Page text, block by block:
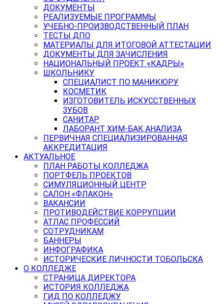
ДОКУМЕНТЫ
РЕАЛИЗУЕМЫЕ ПРОГРАММЫ
УЧЕБНО-ПРОИЗВОДСТВЕННЫЙ ПЛАН
ТЕСТЫ ДПО
МАТЕРИАЛЫ ДЛЯ ИТОГОВОЙ АТТЕСТАЦИИ
ДОКУМЕНТЫ ДЛЯ ЗАЧИСЛЕНИЯ
НАЦИОНАЛЬНЫЙ ПРОЕКТ «КАДРЫ»
ШКОЛЬНИКУ
СПЕЦИАЛИСТ ПО МАНИКЮРУ
КОСМЕТИК
ИЗГОТОВИТЕЛЬ ИСКУССТВЕННЫХ
ЗУБОВ
САНИТАР
ЛАБОРАНТ ХИМ-БАК АНАЛИЗА
ПЕРВИЧНАЯ СПЕЦИАЛИЗИРОВАННАЯ
АККРЕДИТАЦИЯ
АКТУАЛЬНОЕ
ПЛАН РАБОТЫ КОЛЛЕДЖА
ПОРТФЕЛЬ ПРОЕКТОВ
СИМУЛЯЦИОННЫЙ ЦЕНТР
САЛОН «ФЛАКОН»
ВАКАНСИИ
ПРОТИВОДЕЙСТВИЕ КОРРУПЦИИ
АТЛАС ПРОФЕССИЙ
СОТРУДНИКАМ
БАННЕРЫ
ИНФОГРАФИКА
ИСТОРИЧЕСКИЕ ЛИЧНОСТИ ТОБОЛЬСКА
О КОЛЛЕДЖЕ
СТРАНИЦА ДИРЕКТОРА
ИСТОРИЯ КОЛЛЕДЖА
ГИД ПО КОЛЛЕДЖУ